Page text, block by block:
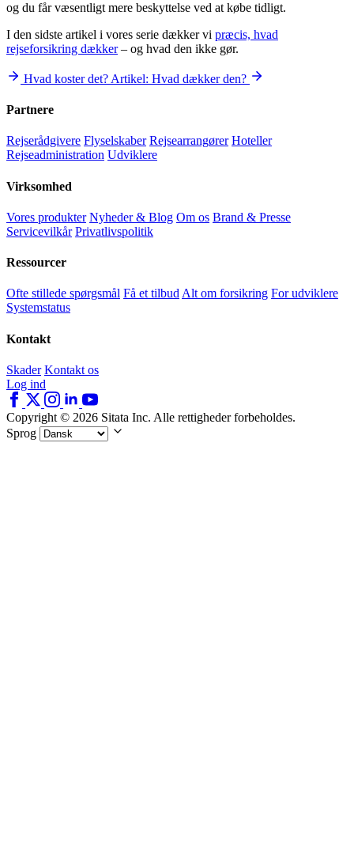
og du får væsentligt mere beskyttelse ved at købe tidligt.
I den sidste artikel i vores serie dækker vi præcis, hvad
rejseforsikring dækker– og hvad den ikke gør.
Hvad koster det? Artikel: Hvad dækker den?
Partnere
Rejserådgivere Flyselskaber Rejsearrangører Hoteller
Rejseadministration Udviklere
Virksomhed
Vores produkter Nyheder & Blog Om os Brand & Presse
Servicevilkår Privatlivspolitik
Ressourcer
Ofte stillede spørgsmål Få et tilbud Alt om forsikring For udviklere
Systemstatus
Kontakt
Skader Kontakt os
Log ind
Copyright © 2026 Sitata Inc. Alle rettigheder forbeholdes.
Sprog